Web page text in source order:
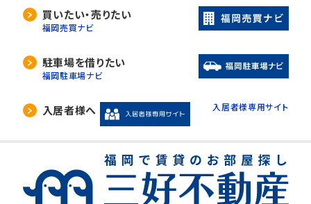
買いたい・売りたい
福岡売買ナビ
駐車場を借りたい
福岡駐車場ナビ
入居者様へ 入居者様専用サイト